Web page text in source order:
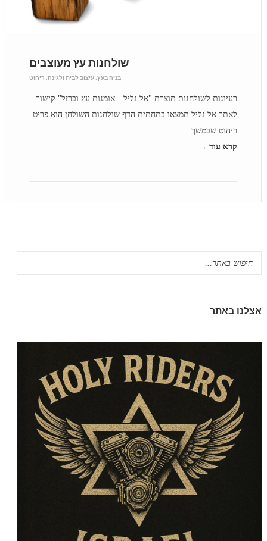
שולחנות עץ מעוצבים
בניה בעץ, עיצוב לבית ולגינה, ריהוט
רעיונות לשולחנות תוצרת "אל גליל - אומנות עץ וברזל" קישור
לאתר אל גליל תמצאו בתחתית הדף שולחנות השולחן הוא פריט
ריהוט שבמשך…
קרא עוד →
אצלנו באתר